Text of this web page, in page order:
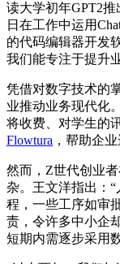
读大学初年GPT2
日在工作中运用
的代码编辑器开发
我们能专注于提升
凭借对数字技术的
业推动业务现代化
将收费、对学生的
Flowtura ，帮助企
然而，Z世代创业
杂。王文洋指出：
程，一些工序如审
责，令许多中小企
短期内需逐步采用